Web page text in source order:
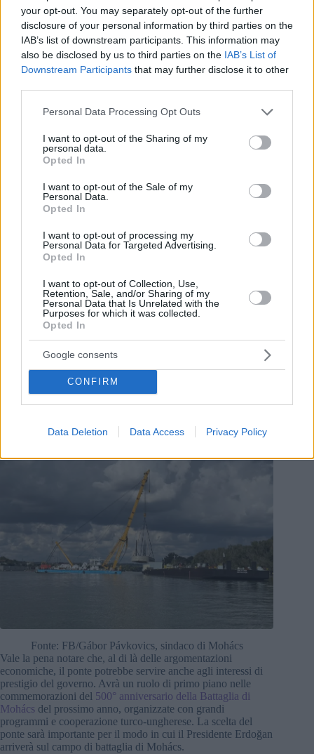
your opt-out. You may separately opt-out of the further
disclosure of your personal information by third parties on the
IAB’s list of downstream participants. This information may
also be disclosed by us to third parties on the IAB’s List of
Downstream Participants that may further disclose it to other
Please note that this website/app uses one or more Google
not limited to your visit or usage behaviour. You may click to
grant or deny consent to Google and its third-party tags to
use your data for below specified purposes in below Google
consent section.
Personal Data Processing Opt Outs
I want to opt-out of the Sharing of my
personal data.
Opted In
I want to opt-out of the Sale of my
Personal Data.
Opted In
I want to opt-out of processing my
Personal Data for Targeted Advertising.
Opted In
I want to opt-out of Collection, Use,
Retention, Sale, and/or Sharing of my
Personal Data that Is Unrelated with the
Purposes for which it was collected.
Opted In
Google consents
CONFIRM
Data Deletion Data Access Privacy Policy
Perché questa enorme differenza? I piani tecnici iniziali sono
stati fortemente ampliati. Mentre Budapest lotta per finanziare
le ristrutturazioni essenziali di ponti chiave come Petőfi e
Árpád – e il Ponte Gubacsi è sull’orlo del collasso con
restrizioni di velocità di 5 km/h – il governo ha
inspiegabilmente scelto di costruire un ponte a quattro corsie e
appaltatori vicini al governo si aggiungono ai costi.
La principale arteria di trasporto merci, il ponte
ferroviario Gubacsi di Budapest,
potrebbe crollare nel
Danubio
Un paragone impressionante è il Ponte Galvani a Budapest,
stimato in 150 miliardi di fiorini nel 2021 per trasportare
44.000 veicoli al giorno insieme ai tram e collegare diversi
quartieri, favorendo la rivitalizzazione della cintura
arrugginita meridionale. Eppure non è stata girata una pala
per la sua costruzione.
Il vecchio Ponte Elisabetta a Budapest:
catena più belli e lunghi del mondo è stato demolito 80
anni fa.
Perché il governo dice che questo ponte è necessario?
Sostengono che serviràa gestire il traffico di transito dei
Balcani
. Tuttavia, i calcoli dimostrano che ciò non avverrà; i
camion continueranno ad utilizzare l’autostrada M5 e il
Fonte: FB/Gábor Pávkovics, sindaco di Mohács
Vale la pena notare che, al di là delle argomentazioni
economiche, il ponte potrebbe servire anche agli interessi di
prestigio del governo. Avrà un ruolo di primo piano nelle
commemorazioni del 500° anniversario della Battaglia di
Mohács del prossimo anno, organizzate con grandi
programmi e cooperazione turco-ungherese. La scelta del
ponte sarà importante per il modo in cui il Presidente Erdoğan
arriverà sul campo di battaglia di Mohács.